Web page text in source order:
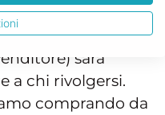
è di norma
(salvo
sarà
a chi rivolgersi.
comprando da